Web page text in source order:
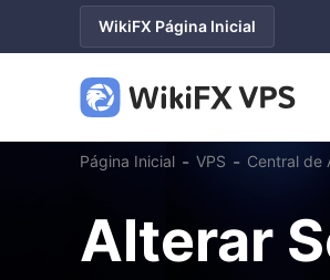
WikiFX Página Inicial
Página Inicial - VPS - Central de
Alterar